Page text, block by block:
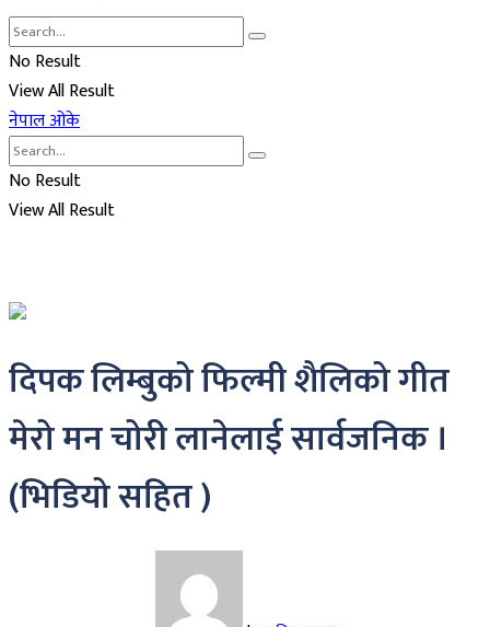
No Result
View All Result
नेपाल ओके
No Result
View All Result
दिपक लिम्बुको फिल्मी शैलिको गीत
मेरो मन चोरी लानेलाई सार्वजनिक ।
(भिडियो सहित )